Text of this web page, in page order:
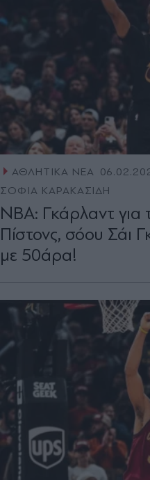
ΑΘΛΗΤΙΚΑ ΝΕΑ
ΣΟΦΙΑ ΚΑΡΑΚΑΣΙΔΗ
NBA: Γκάρλαντ για
Πίστονς, σόου Σάι
με 50άρα!